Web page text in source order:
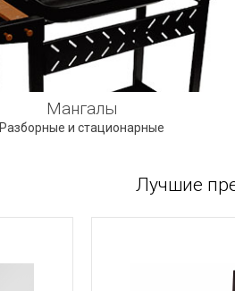
Мангалы
Разборные и стационарные
Лучшие